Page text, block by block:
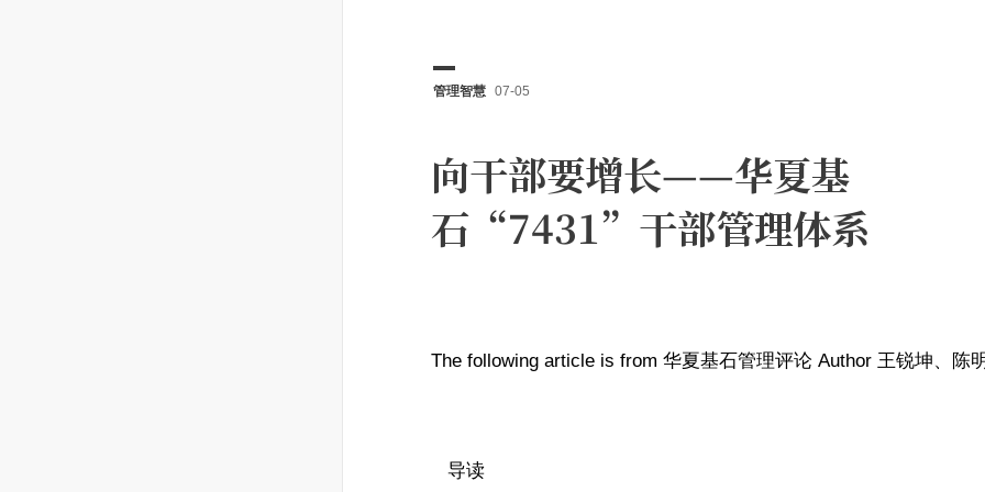
管理智慧 07-05
向干部要增长——华夏基
石“7431”干部管理体系
The following article is from 华夏基石管理评论 Author 王锐坤、陈
导读